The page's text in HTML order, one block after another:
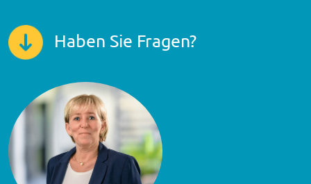
Haben Sie Fragen?